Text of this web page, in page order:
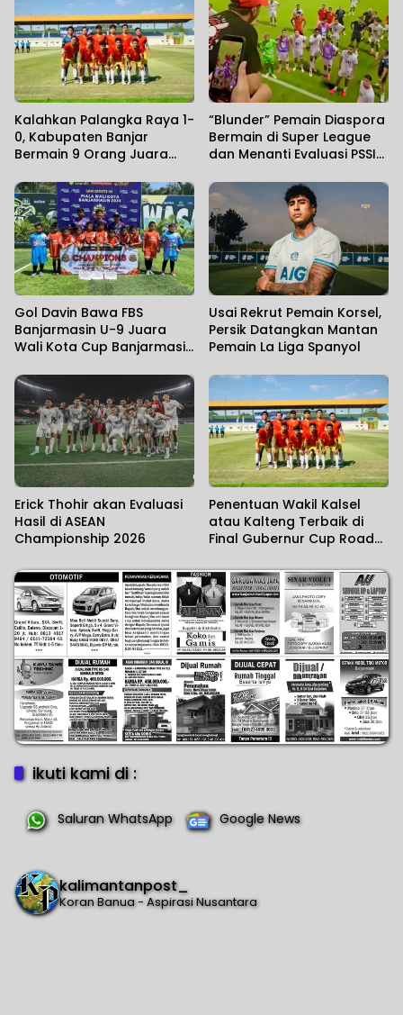
Kalahkan Palangka Raya 1-
0, Kabupaten Banjar
Bermain 9 Orang Juara
Pangdam XXII/KB 2026
“Blunder” Pemain Diaspora
Bermain di Super League
dan Menanti Evaluasi PSSI
AFF
Gol Davin Bawa FBS
Banjarmasin U-9 Juara
Wali Kota Cup Banjarmasin
Usai Rekrut Pemain Korsel,
Persik Datangkan Mantan
Pemain La Liga Spanyol
Erick Thohir akan Evaluasi
Hasil di ASEAN
Championship 2026
Penentuan Wakil Kalsel
atau Kalteng Terbaik di
Final Gubernur Cup Road
ikuti kami di :
Saluran WhatsApp Google News
kalimantanpost_
Koran Banua - Aspirasi Nusantara